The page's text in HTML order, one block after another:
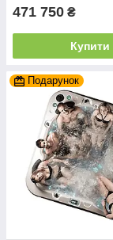
471 750 ₴
Купити
Подарунок